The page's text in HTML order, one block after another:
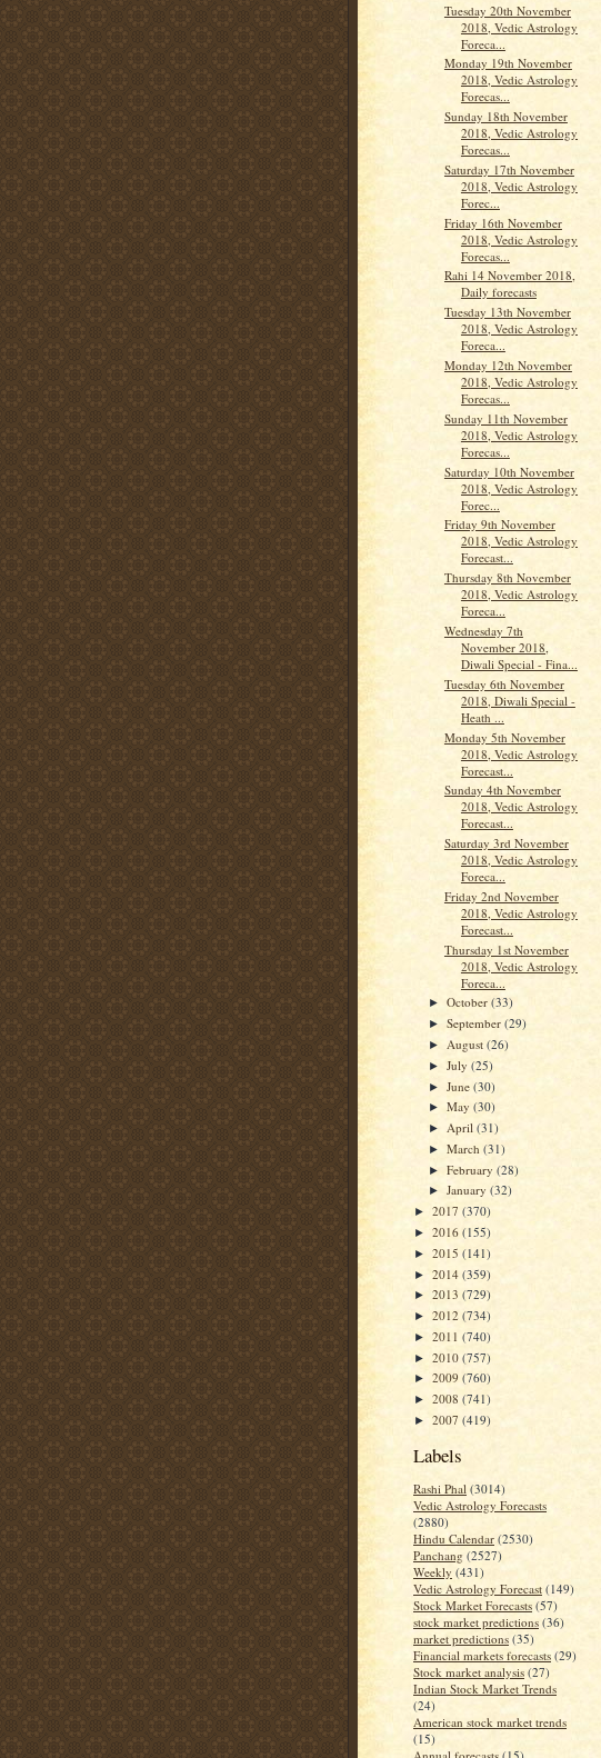
Tuesday 20th November
2018, Vedic Astrology
Foreca...
Monday 19th November
2018, Vedic Astrology
Forecas...
Sunday 18th November
2018, Vedic Astrology
Forecas...
Saturday 17th November
2018, Vedic Astrology
Forec...
Friday 16th November
2018, Vedic Astrology
Forecas...
Rahi 14 November 2018,
Daily forecasts
Tuesday 13th November
2018, Vedic Astrology
Foreca...
Monday 12th November
2018, Vedic Astrology
Forecas...
Sunday 11th November
2018, Vedic Astrology
Forecas...
Saturday 10th November
2018, Vedic Astrology
Forec...
Friday 9th November
2018, Vedic Astrology
Forecast...
Thursday 8th November
2018, Vedic Astrology
Foreca...
Wednesday 7th
November 2018,
Diwali Special - Fina...
Tuesday 6th November
2018, Diwali Special -
Heath ...
Monday 5th November
2018, Vedic Astrology
Forecast...
Sunday 4th November
2018, Vedic Astrology
Forecast...
Saturday 3rd November
2018, Vedic Astrology
Foreca...
Friday 2nd November
2018, Vedic Astrology
Forecast...
Thursday 1st November
2018, Vedic Astrology
Foreca...
►October(33)
►September(29)
► August(26)
►July(25)
►June(30)
►May(30)
► April(31)
►March(31)
►February(28)
►January(32)
► 2017 (370)
► 2016 (155)
► 2015 (141)
► 2014 (359)
► 2013 (729)
► 2012 (734)
► 2011 (740)
► 2010 (757)
► 2009 (760)
► 2008 (741)
► 2007 (419)
Labels
Rashi Phal (3014)
Vedic Astrology Forecasts
(2880)
Hindu Calendar (2530)
Panchang (2527)
Weekly (431)
Vedic Astrology Forecast (149)
Stock Market Forecasts (57)
stock market predictions (36)
market predictions (35)
Financial markets forecasts (29)
Stock market analysis (27)
Indian Stock Market Trends
(24)
American stock market trends
(15)